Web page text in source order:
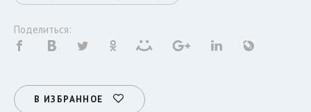
Поделиться:
В ИЗБРАННОЕ